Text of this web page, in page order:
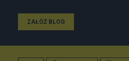
ZAŁÓŻ BLOG